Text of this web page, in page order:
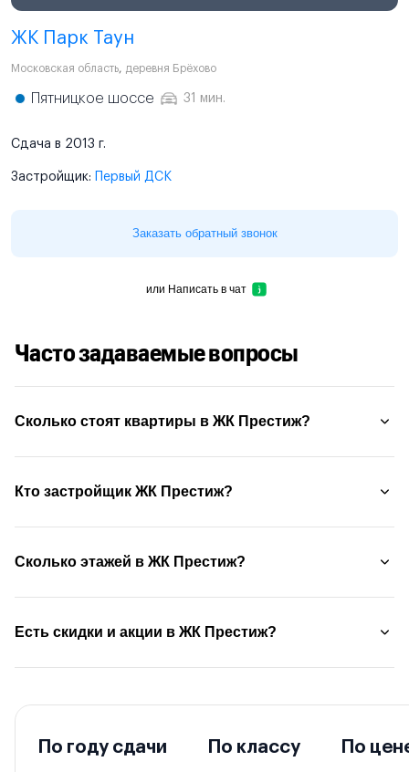
ЖК Парк Таун
Московская область, деревня Брёхово
Пятницкое шоссе 31 мин.
Сдача в 2013 г.
Застройщик: Первый ДСК
Заказать обратный звонок
или Написать в чат
Часто задаваемые вопросы
Сколько стоят квартиры в ЖК Престиж?
Кто застройщик ЖК Престиж?
Сколько этажей в ЖК Престиж?
Есть скидки и акции в ЖК Престиж?
По году сдачи По классу По